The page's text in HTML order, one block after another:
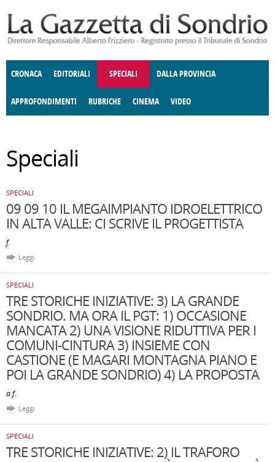
CRONACA EDITORIALI SPECIALI DALLA PROVINCIA
APPROFONDIMENTI
E SPETTACOLI POLITICA
RUBRICHE
DELLE IDEE FATTI DELLO SPIRITO
CINEMA VIDEO
Speciali
SPECIALI
09 09 10 IL MEGAIMPIANTO IDROELETTRICO
IN ALTA VALLE: CI SCRIVE IL PROGETTISTA
f.
Leggi
SPECIALI
TRE STORICHE INIZIATIVE: 3) LA GRANDE
SONDRIO. MA ORA IL PGT: 1) OCCASIONE
MANCATA 2) UNA VISIONE RIDUTTIVA PER I
COMUNI-CINTURA 3) INSIEME CON
CASTIONE (E MAGARI MONTAGNA PIANO E
POI LA GRANDE SONDRIO) 4) LA PROPOSTA
a.f.
Leggi
SPECIALI
TRE STORICHE INIZIATIVE: 2) IL TRAFORO